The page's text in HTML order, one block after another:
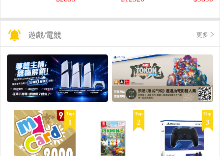
遊戲/電競 更多
Top
1
Top
2
Top
3